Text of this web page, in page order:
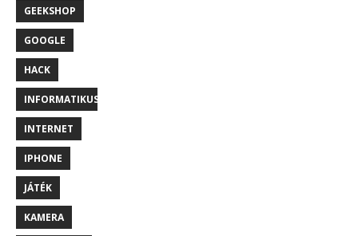
GEEKSHOP
GOOGLE
HACK
INFORMATIKUS
INTERNET
IPHONE
JÁTÉK
KAMERA